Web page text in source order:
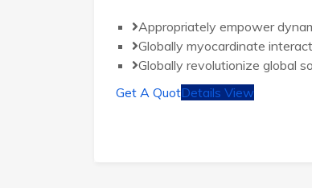
Appropriately empower
Globally myocardinate
Globally revolutionize global
Get A QuotDetails View